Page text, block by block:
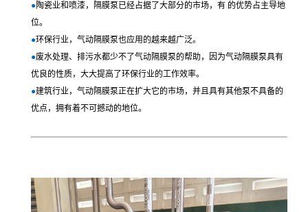
●陶瓷业和喷漆，隔膜泵已经占据了大部分的市场，有 的优势占主导地
位。
●环保行业，气动隔膜泵也应用的越来越广泛。
●废水处理、排污水都少不了气动隔膜泵的帮助，因为气动隔膜泵具有
优良的性质，大大提高了环保行业的工作效率。
●建筑行业，气动隔膜泵正在扩大它的市场，并且具有其他泵不具备的
优点，拥有着不可撼动的地位。